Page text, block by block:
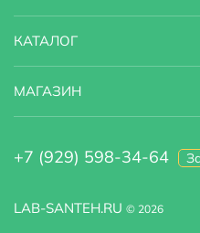
LAB-SANTEH.RU © 2026
КАТАЛОГ
МАГАЗИН
+7 (929) 598-34-64